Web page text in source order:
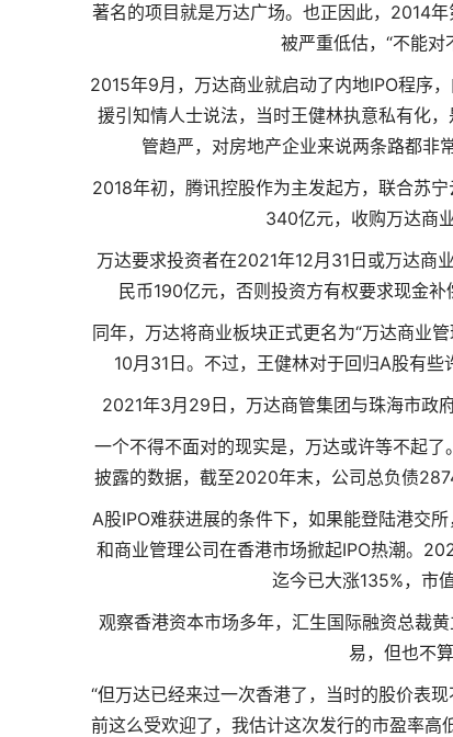
著名的项目就是万达广场。也正因此，2014
被严重低估，“不能
2015年9月，万达商业就启动了内地IPO程序
援引知情人士说法，当时王健林执意私有化
管趋严，对房地产企业来说两条路都非
2018年初，腾讯控股作为主发起方，联合苏
340亿元，收购万达商
万达要求投资者在2021年12月31日或万达商
民币190亿元，否则投资方有权要求现金
同年，万达将商业板块正式更名为“万达商业
10月31日。不过，王健林对于回归A股有些
2021年3月29日，万达商管集团与珠海市政
一个不得不面对的现实是，万达或许等不起
披露的数据，截至2020年末，公司总负债
A股IPO难获进展的条件下，如果能登陆港交
和商业管理公司在香港市场掀起IPO热潮。
迄今已大涨135%，市
观察香港资本市场多年，汇生国际融资总裁
易，但也不
“但万达已经来过一次香港了，当时的股价表
前这么受欢迎了，我估计这次发行的市盈率高